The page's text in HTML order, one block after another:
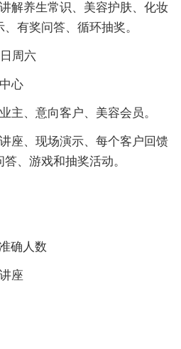
解养生常识、美容护肤、化妆
有奖问答、循环抽奖。
周六
心
主、意向客户、美容会员。
座、现场演示、每个客户回馈
、游戏和抽奖活动。
确人数
座